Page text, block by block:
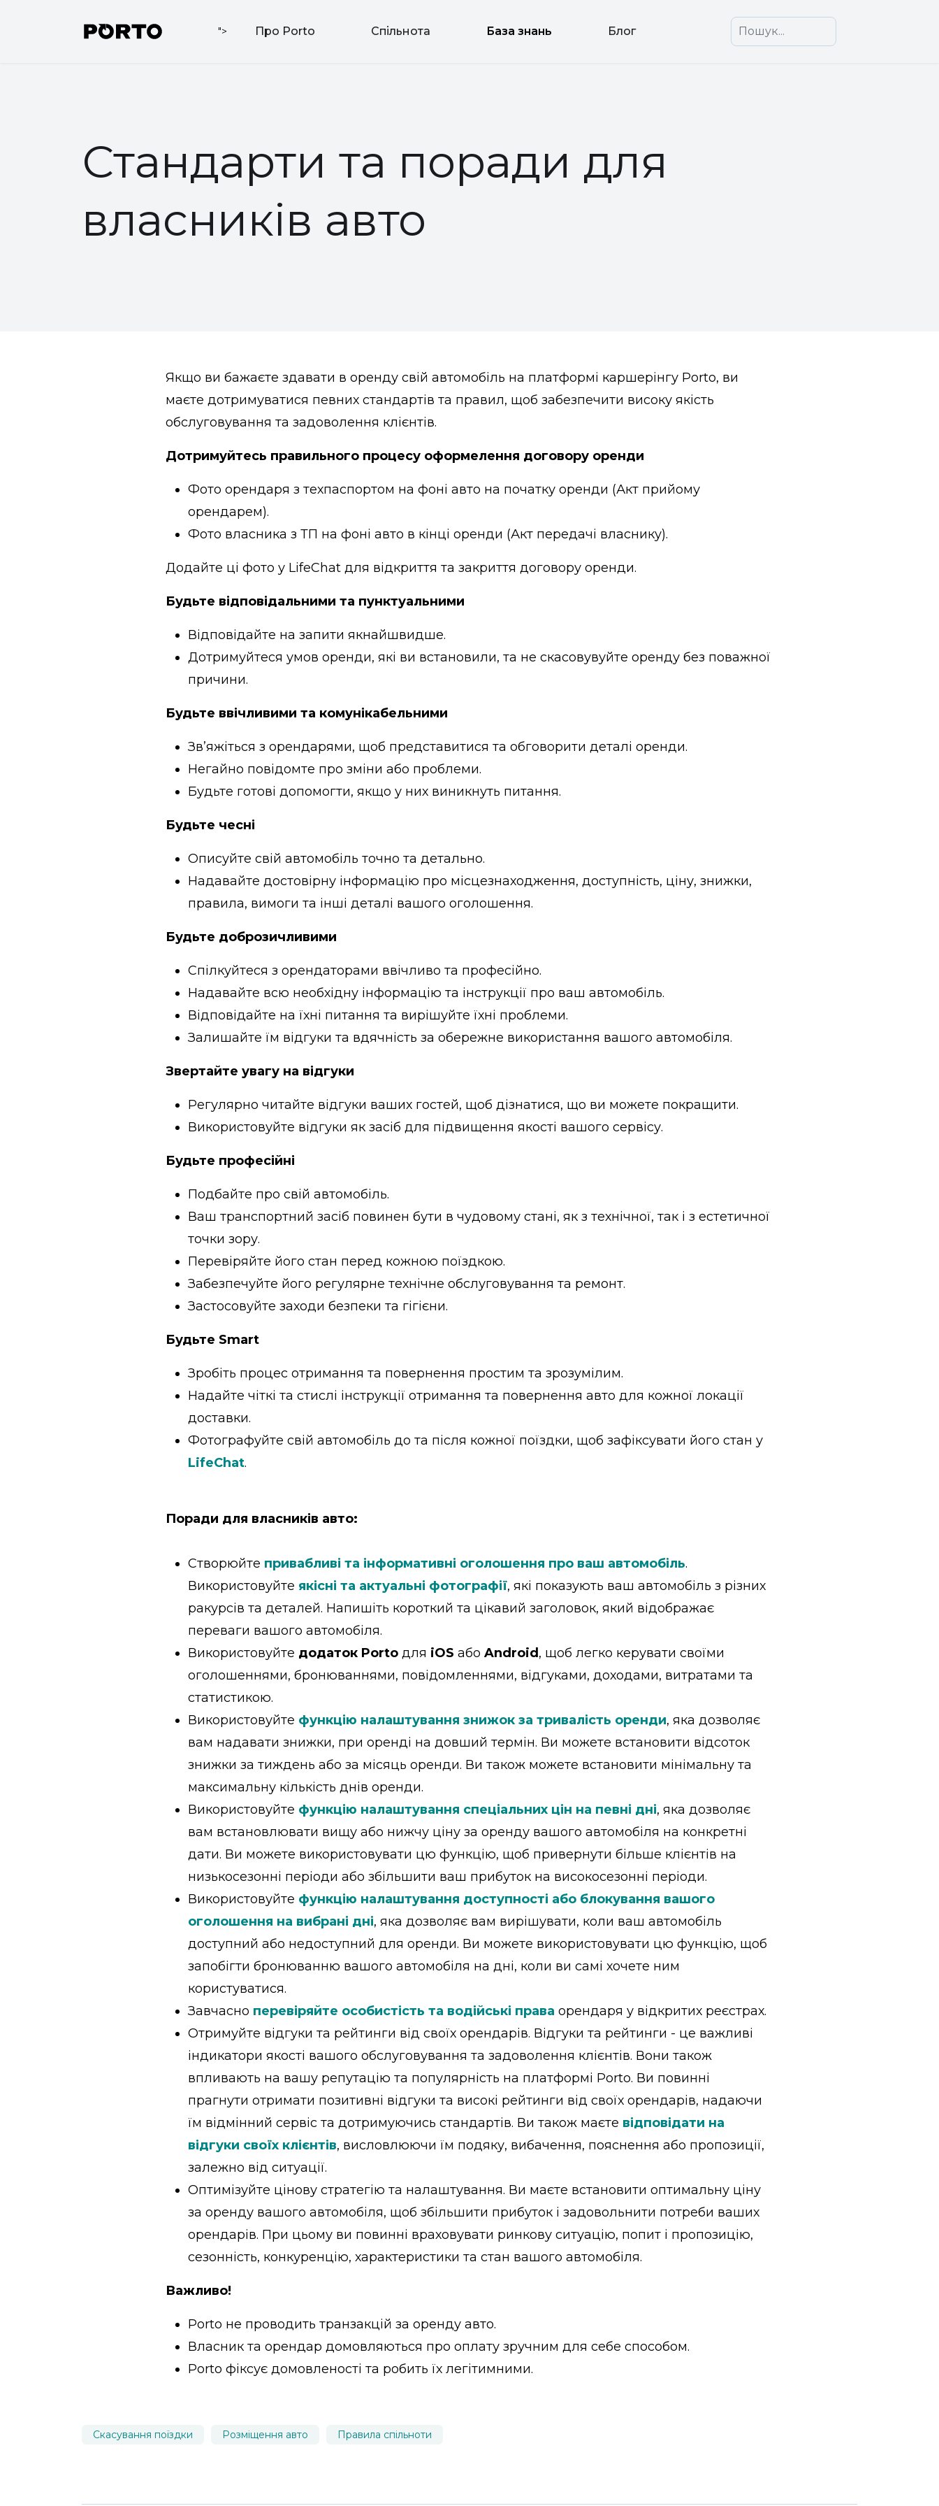
"> Про Porto Спільнота База знань Блог
Стандарти та поради для
власників авто
Якщо ви бажаєте здавати в оренду свій автомобіль на платформі каршерінгу Porto, ви
маєте дотримуватися певних стандартів та правил, щоб забезпечити високу якість
обслуговування та задоволення клієнтів.
Дотримуйтесь правильного процесу оформелення договору оренди
Фото орендаря з техпаспортом на фоні авто на початку оренди (Акт прийому
орендарем).
Фото власника з ТП на фоні авто в кінці оренди (Акт передачі власнику).
Додайте ці фото у LifeChat для відкриття та закриття договору оренди.
Будьте відповідальними та пунктуальними
Відповідайте на запити якнайшвидше.
Дотримуйтеся умов оренди, які ви встановили, та не скасовувуйте оренду без поважної
причини.
Будьте ввічливими та комунікабельними
Зв’яжіться з орендарями, щоб представитися та обговорити деталі оренди.
Негайно повідомте про зміни або проблеми.
Будьте готові допомогти, якщо у них виникнуть питання.
Будьте чесні
Описуйте свій автомобіль точно та детально.
Надавайте достовірну інформацію про місцезнаходження, доступність, ціну, знижки,
правила, вимоги та інші деталі вашого оголошення.
Будьте доброзичливими
Спілкуйтеся з орендаторами ввічливо та професійно.
Надавайте всю необхідну інформацію та інструкції про ваш автомобіль.
Відповідайте на їхні питання та вирішуйте їхні проблеми.
Залишайте їм відгуки та вдячність за обережне використання вашого автомобіля.
Звертайте увагу на відгуки
Регулярно читайте відгуки ваших гостей, щоб дізнатися, що ви можете покращити.
Використовуйте відгуки як засіб для підвищення якості вашого сервісу.
Будьте професійні
Подбайте про свій автомобіль.
Ваш транспортний засіб повинен бути в чудовому стані, як з технічної, так і з естетичної
точки зору.
Перевіряйте його стан перед кожною поїздкою.
Забезпечуйте його регулярне технічне обслуговування та ремонт.
Застосовуйте заходи безпеки та гігієни.
Будьте Smart
Зробіть процес отримання та повернення простим та зрозумілим.
Надайте чіткі та стислі інструкції отримання та повернення авто для кожної локації
доставки.
Фотографуйте свій автомобіль до та після кожної поїздки, щоб зафіксувати його стан у
LifeChat.
Поради для власників авто:
Створюйте привабливі та інформативні оголошення про ваш автомобіль.
Використовуйте якісні та актуальні фотографії, які показують ваш автомобіль з різних
ракурсів та деталей. Напишіть короткий та цікавий заголовок, який відображає
переваги вашого автомобіля.
Використовуйте додаток Porto для iOS або Android , щоб легко керувати своїми
оголошеннями, бронюваннями, повідомленнями, відгуками, доходами, витратами та
статистикою.
Використовуйте функцію налаштування знижок за тривалість оренди, яка дозволяє
вам надавати знижки, при оренді на довший термін. Ви можете встановити відсоток
знижки за тиждень або за місяць оренди. Ви також можете встановити мінімальну та
максимальну кількість днів оренди.
Використовуйте функцію налаштування спеціальних цін на певні дні, яка дозволяє
вам встановлювати вищу або нижчу ціну за оренду вашого автомобіля на конкретні
дати. Ви можете використовувати цю функцію, щоб привернути більше клієнтів на
низькосезонні періоди або збільшити ваш прибуток на високосезонні періоди.
Використовуйте функцію налаштування доступності або блокування вашого
оголошення на вибрані дні, яка дозволяє вам вирішувати, коли ваш автомобіль
доступний або недоступний для оренди. Ви можете використовувати цю функцію, щоб
запобігти бронюванню вашого автомобіля на дні, коли ви самі хочете ним
користуватися.
Завчасно перевіряйте особистість та водійські права орендаря у відкритих реєстрах.
Отримуйте відгуки та рейтинги від своїх орендарів. Відгуки та рейтинги - це важливі
індикатори якості вашого обслуговування та задоволення клієнтів. Вони також
впливають на вашу репутацію та популярність на платформі Porto. Ви повинні
прагнути отримати позитивні відгуки та високі рейтинги від своїх орендарів, надаючи
їм відмінний сервіс та дотримуючись стандартів. Ви також маєте відповідати на
відгуки своїх клієнтів, висловлюючи їм подяку, вибачення, пояснення або пропозиції,
залежно від ситуації.
Оптимізуйте цінову стратегію та налаштування. Ви маєте встановити оптимальну ціну
за оренду вашого автомобіля, щоб збільшити прибуток і задовольнити потреби ваших
орендарів. При цьому ви повинні враховувати ринкову ситуацію, попит і пропозицію,
сезонність, конкуренцію, характеристики та стан вашого автомобіля.
Важливо!
Porto не проводить транзакцій за оренду авто.
Власник та орендар домовляються про оплату зручним для себе способом.
Porto фіксує домовленості та робить їх легітимними.
Скасування поїздки Розміщення авто Правила спільноти